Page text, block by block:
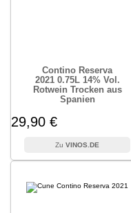
Contino Reserva
2021 0.75L 14% Vol.
Rotwein Trocken aus
Spanien
29,90 €
VINOS.DE